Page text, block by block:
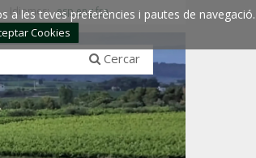
les teves preferències i pautes de navegació.
Cookies
Idiomes:esp engfra
Cercar